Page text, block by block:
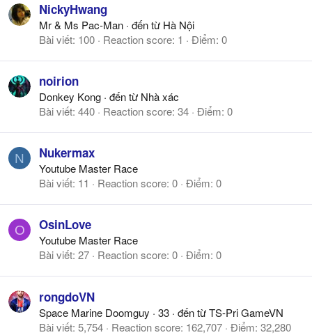
NickyHwang
Mr & Ms Pac-Man · đến từ Hà Nội
Bài viết 100 Reaction score 1 Điểm 0
noirion
Donkey Kong · đến từ Nhà xác
Bài viết 440 Reaction score 34 Điểm 0
N Nukermax
Youtube Master Race
Bài viết 11 Reaction score 0 Điểm 0
O OsinLove
Youtube Master Race
Bài viết 27 Reaction score 0 Điểm 0
rongdoVN
Space Marine Doomguy · 33 · đến từTS-Pri GameVN
Bài viết 5,754 Reaction score 162,707 Điểm 32,280